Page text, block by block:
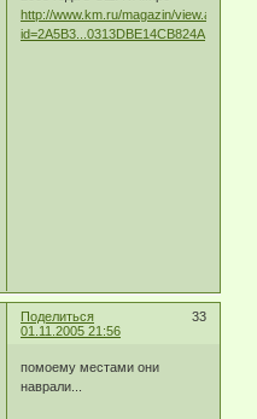
http://www.km.ru/magazin/view.asp?
id=2A5B3...0313DBE14CB824A
Поделиться
33
01.11.2005 21:56
помоему местами они
наврали...